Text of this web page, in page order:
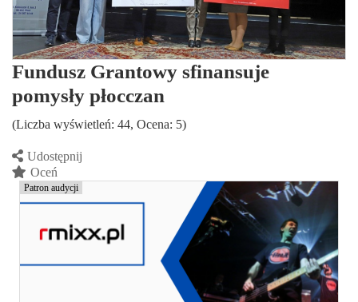
Fundusz Grantowy sfinansuje
pomysły płocczan
(Liczba wyświetleń: 44, Ocena: 5)
Udostępnij
Oceń
Patron audycji